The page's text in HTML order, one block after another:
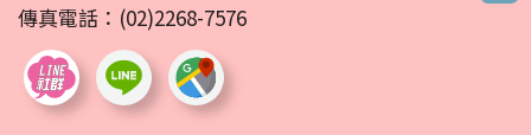
傳真電話：(02)2268-7576